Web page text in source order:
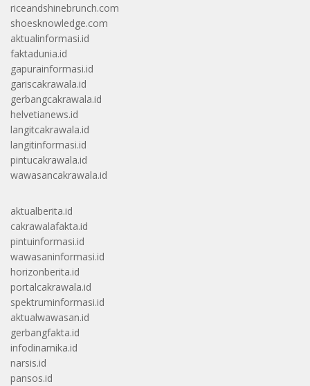
riceandshinebrunch.com
shoesknowledge.com
aktualinformasi.id
faktadunia.id
gapurainformasi.id
gariscakrawala.id
gerbangcakrawala.id
helvetianews.id
langitcakrawala.id
langitinformasi.id
pintucakrawala.id
wawasancakrawala.id
aktualberita.id
cakrawalafakta.id
pintuinformasi.id
wawasaninformasi.id
horizonberita.id
portalcakrawala.id
spektruminformasi.id
aktualwawasan.id
gerbangfakta.id
infodinamika.id
narsis.id
pansos.id